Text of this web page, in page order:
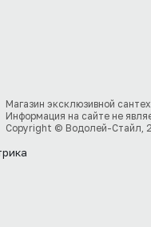
Магазин эксклюзивной
Информация на сайте не
Copyright © Водолей-Стайл,